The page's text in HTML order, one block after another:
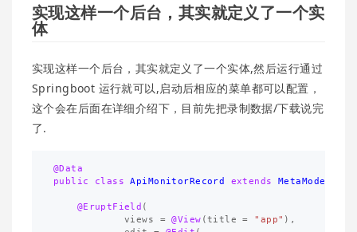
实现这样一个后台，其实就定义了一个实
体
实现这样一个后台，其实就定义了一个实体,然后运行通过
Springboot 运行就可以,启动后相应的菜单都可以配置，
这个会在后面在详细介绍下，目前先把录制数据/下载说完
了.
@Data
public
class ApiMonitorRecord extends MetaModel
@EruptField (
views
= @View ( title = "app" ),